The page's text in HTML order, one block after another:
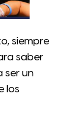
siempre
saber
ser un
los